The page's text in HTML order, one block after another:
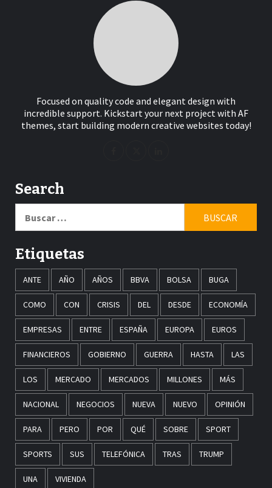
Focused on quality code and elegant design with
incredible support. Kickstart your next project with AF
themes, start building modern creative websites today!
Search
Etiquetas
ANTE AÑO AÑOS BBVA BOLSA BUGA
COMO CON CRISIS DEL DESDE ECONOMÍA
EMPRESAS ENTRE ESPAÑA EUROPA EUROS
FINANCIEROS GOBIERNO GUERRA HASTA LAS
LOS MERCADO MERCADOS MILLONES MÁS
NACIONAL NEGOCIOS NUEVA NUEVO OPINIÓN
PARA PERO POR QUÉ SOBRE SPORT
SPORTS SUS TELEFÓNICA TRAS TRUMP
UNA VIVIENDA